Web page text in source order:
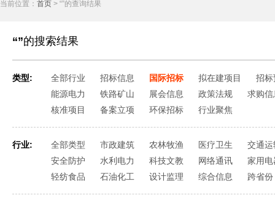
当前位置： 首页 > “”的查询结果
“”的搜索结果
类型: 全部行业 招标信息 国际招标 拟在建项目
招标
能源电力
铁路矿山 展会信息 政策法规
求购信
核准项目
备案立项 环保招标 行业聚焦
行业: 全部类型 市政建筑 农林牧渔 医疗卫生
交通运
安全防护
水利电力 科技文教 网络通讯
家用电
轻纺食品
石油化工 设计监理 综合信息 跨省份